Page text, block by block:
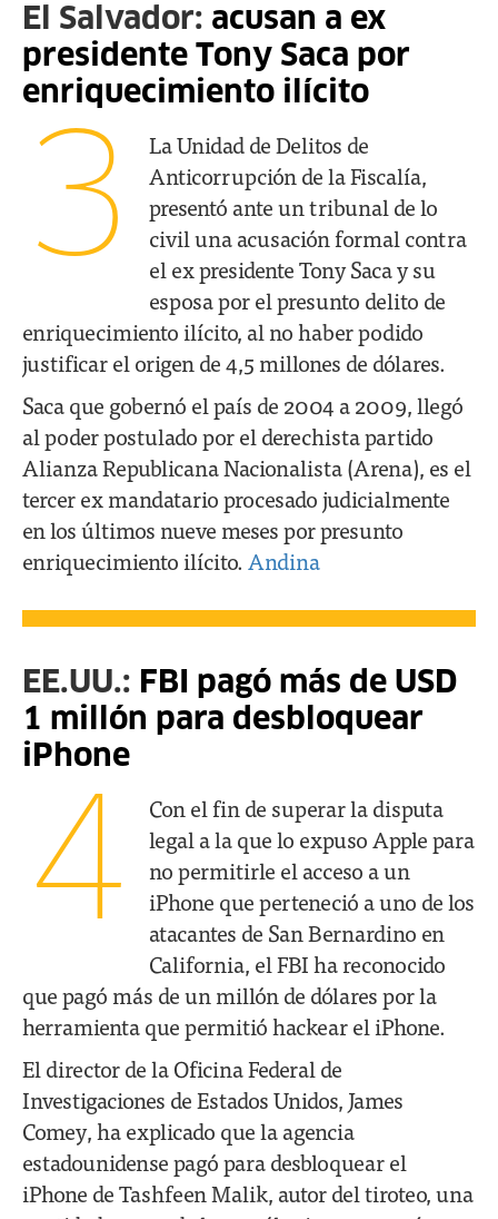
El Salvador: acusan a ex
presidente Tony Saca por
enriquecimiento ilícito
3
La Unidad de Delitos de
Anticorrupción de la Fiscalía,
presentó ante un tribunal de lo
civil una acusación formal contra
el ex presidente Tony Saca y su
esposa por el presunto delito de
enriquecimiento ilícito, al no haber podido
justificar el origen de 4,5 millones de dólares.
Saca que gobernó el país de 2004 a 2009, llegó
al poder postulado por el derechista partido
Alianza Republicana Nacionalista (Arena), es el
tercer ex mandatario procesado judicialmente
en los últimos nueve meses por presunto
enriquecimiento ilícito. Andina
EE.UU.: FBI pagó más de USD
1 millón para desbloquear
iPhone
4
Con el fin de superar la disputa
legal a la que lo expuso Apple para
no permitirle el acceso a un
iPhone que perteneció a uno de los
atacantes de San Bernardino en
California, el FBI ha reconocido
que pagó más de un millón de dólares por la
herramienta que permitió hackear el iPhone.
El director de la Oficina Federal de
Investigaciones de Estados Unidos, James
Comey, ha explicado que la agencia
estadounidense pagó para desbloquear el
iPhone de Tashfeen Malik, autor del tiroteo, una